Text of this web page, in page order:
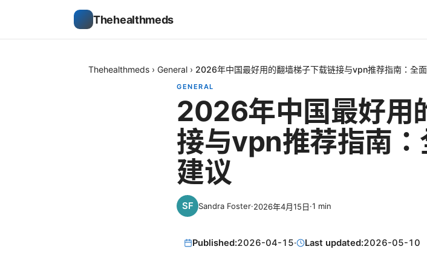
Thehealthmeds
Thehealthmeds › General › 2026年中国最好用的翻墙梯子下载链接与vpn推荐指南：全
GENERAL
2026年中国最好用
接与vpn推荐指南
建议
Sandra Foster·2026年4月15日·1 min
Published:2026-04-15· Last updated:2026-05-10